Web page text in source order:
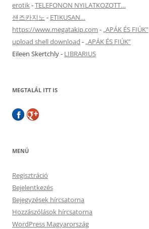
erotik-TELEFONON NYILATKOZOTT…
샌즈카지노 - ETIKUSAN…
https://www.megatakip.com - „APÁK ÉS FIÚK”
upload shell download - „APÁK ÉS FIÚK”
Eileen Skertchly- LIBRARIUS
MEGTALÁL ITT IS
MENÜ
Regisztráció
Bejelentkezés
Bejegyzések hírcsatorna
Hozzászólások hírcsatorna
WordPress Magyarország